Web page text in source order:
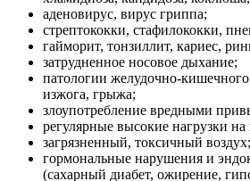
аденовирус, вирус гриппа;
стрептококки, стафилококки,
гайморит, тонзиллит, кариес,
затрудненное носовое дыхание;
патологии желудочно-
изжога, грыжа;
злоупотребление вредными
регулярные высокие нагрузки на
загрязненный, токсичный воздух;
гормональные нарушения и
(сахарный диабет, ожирение,